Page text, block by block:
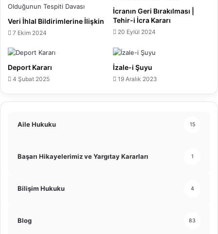
Veri İhlal Bildirimlerine İlişkin
7 Ekim 2024
İcranın Geri Bırakılması |
Tehir-i İcra Kararı
20 Eylül 2024
Deport Kararı
4 Şubat 2025
İzale-i Şuyu
19 Aralık 2023
Aile Hukuku 15
Başarı Hikayelerimiz ve Yargıtay Kararları 1
Bilişim Hukuku 4
Blog 83